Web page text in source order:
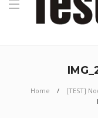
Home
[TEST]